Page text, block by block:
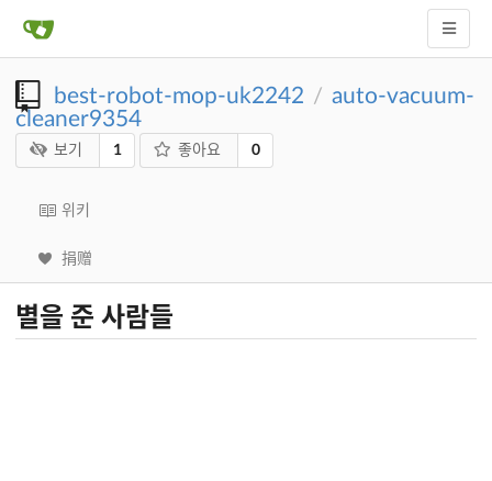
best-robot-mop-uk2242 / auto-vacuum-
cleaner9354
보기 1 좋아요 0
위키
捐赠
별을 준 사람들